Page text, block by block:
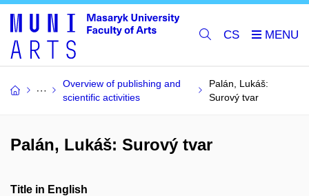
CS
Overview of publishing and
scientific activities
Palán, Lukáš:
Surový tvar
Palán, Lukáš: Surový tvar
Title in English